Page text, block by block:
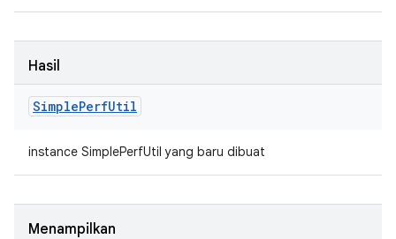
Hasil
SimplePerfUtil
instance SimplePerfUtil yang baru dibuat
Menampilkan